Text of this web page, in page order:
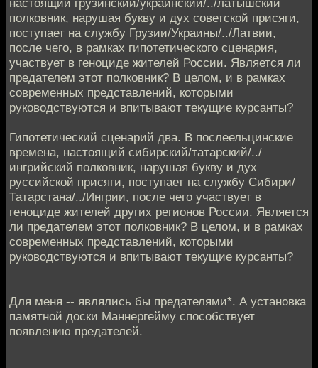
настоящий грузинский/украинский/../латышский
полковник, нарушая букву и дух советской присяги,
поступает на службу Грузии/Украины/../Латвии,
после чего, в рамках гипотетического сценария,
участвует в геноциде жителей России. Является ли
предателем этот полковник? В целом, и в рамках
современных представлений, которыми
руководствуются и впитывают текущие курсанты?
Гипотетический сценарий два. В послеельцинские
времена, настоящий сибирский/татарский/../
ингрийский полковник, нарушая букву и дух
руссийской присяги, поступает на службу Сибири/
Татарстана/../Ингрии, после чего участвует в
геноциде жителей других регионов России. Является
ли предателем этот полковник? В целом, и в рамках
современных представлений, которыми
руководствуются и впитывают текущие курсанты?
Для меня -- являлись бы предателями*. А установка
памятной доски Маннергейму способствует
появлению предателей.